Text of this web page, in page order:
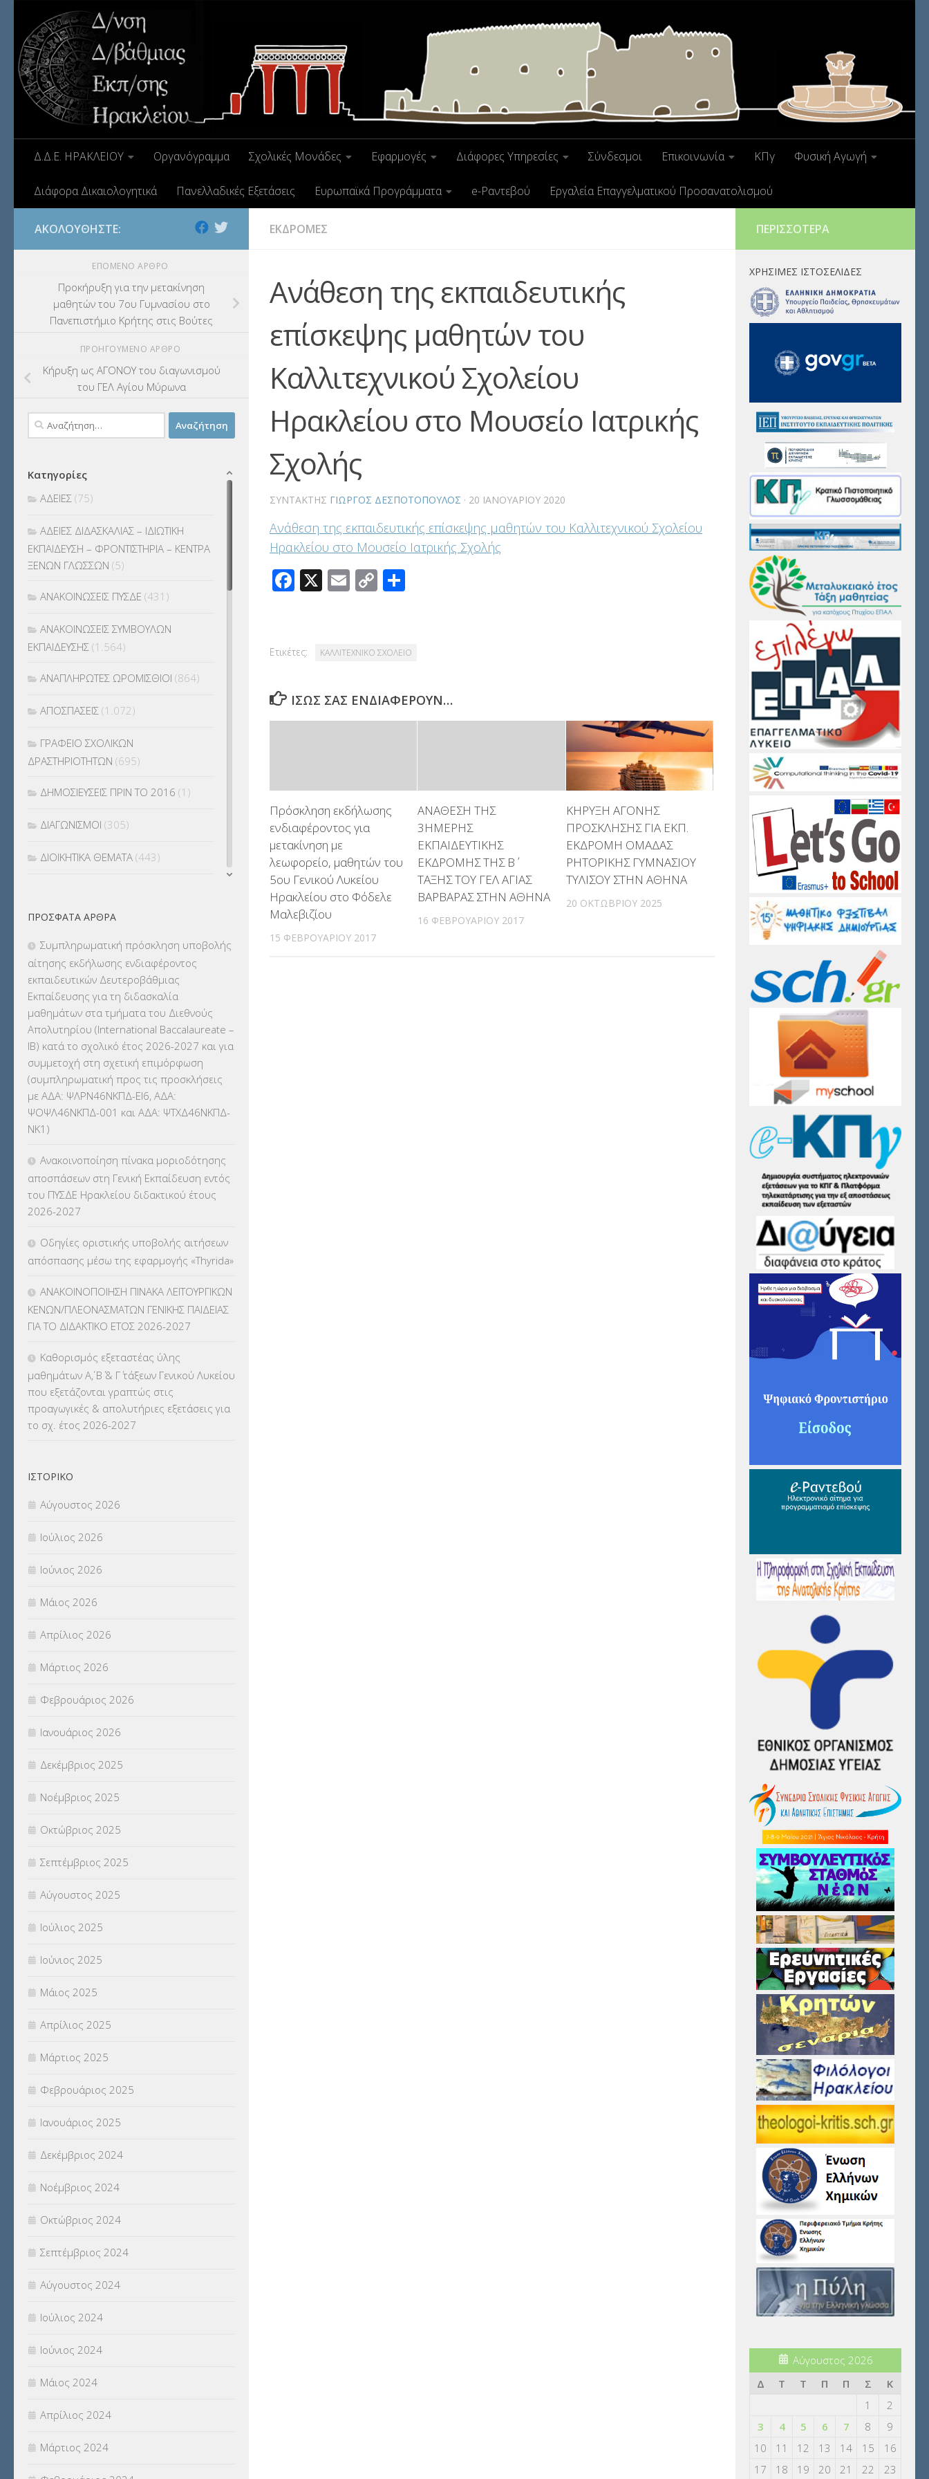
Δ.Δ.Ε. ΗΡΑΚΛΕΙΟΥ Οργανόγραμμα Σχολικές Μονάδες Εφαρμογές Διάφορες Υπηρεσίες Σύνδεσμοι Επικοινωνία ΚΠγ Φυσική Αγωγή
Διάφορα Δικαιολογητικά Πανελλαδικές Εξετάσεις Ευρωπαϊκά Προγράμματα e-Ραντεβού Εργαλεία Επαγγελματικού Προσανατολισμού
ΕΚΔΡΟΜΕΣ
Ανάθεση της εκπαιδευτικής
επίσκεψης μαθητών του
Καλλιτεχνικού Σχολείου
Ηρακλείου στο Μουσείο Ιατρικής
Σχολής
ΣΥΝΤΆΚΤΗΣ ΓΙΏΡΓΟΣ ΔΕΣΠΟΤΌΠΟΥΛΟΣ · 20 ΙΑΝΟΥΑΡΊΟΥ 2020
Ανάθεση της εκπαιδευτικής επίσκεψης μαθητών του Καλλιτεχνικού Σχολείου
Ηρακλείου στο Μουσείο Ιατρικής Σχολής
Facebook
X Email
Copy
Ετικέτες: ΚΑΛΛΙΤΕΧΝΙΚΟ ΣΧΟΛΕΙΟ
ΊΣΩΣ ΣΑΣ ΕΝΔΙΑΦΈΡΟΥΝ…
Πρόσκληση εκδήλωσης
ενδιαφέροντος για
μετακίνηση με
λεωφορείο, μαθητών του
5ου Γενικού Λυκείου
Ηρακλείου στο Φόδελε
Μαλεβιζίου
15 ΦΕΒΡΟΥΑΡΊΟΥ 2017
ΑΝΑΘΕΣΗ ΤΗΣ
3ΗΜΕΡΗΣ
ΕΚΠΑΙΔΕΥΤΙΚΗΣ
ΕΚΔΡΟΜΗΣ ΤΗΣ Β΄
ΤΑΞΗΣ ΤΟΥ ΓΕΛ ΑΓΙΑΣ
ΒΑΡΒΑΡΑΣ ΣΤΗΝ ΑΘΗΝΑ
16 ΦΕΒΡΟΥΑΡΊΟΥ 2017
ΚΗΡΥΞΗ ΑΓΟΝΗΣ
ΠΡΟΣΚΛΗΣΗΣ ΓΙΑ ΕΚΠ.
ΕΚΔΡΟΜΗ ΟΜΑΔΑΣ
ΡΗΤΟΡΙΚΗΣ ΓΥΜΝΑΣΙΟΥ
ΤΥΛΙΣΟΥ ΣΤΗΝ ΑΘΗΝΑ
20 ΟΚΤΩΒΡΊΟΥ 2025
ΑΚΟΛΟΥΘΉΣΤΕ:
ΕΠΌΜΕΝΟ ΆΡΘΡΟ
Προκήρυξη για την μετακίνηση
μαθητών του 7ου Γυμνασίου στο
Πανεπιστήμιο Κρήτης στις Βούτες
ΠΡΟΗΓΟΎΜΕΝΟ ΆΡΘΡΟ
Κήρυξη ως ΑΓΟΝΟΥ του διαγωνισμού
του ΓΕΛ Αγίου Μύρωνα
Αναζήτηση
για:
Κατηγορίες
ΑΔΕΙΕΣ (75)
ΑΔΕΙΕΣ ΔΙΔΑΣΚΑΛΙΑΣ – ΙΔΙΩΤΙΚΗ
ΕΚΠΑΙΔΕΥΣΗ – ΦΡΟΝΤΙΣΤΗΡΙΑ – ΚΕΝΤΡΑ
ΞΕΝΩΝ ΓΛΩΣΣΩΝ (5)
ΑΝΑΚΟΙΝΩΣΕΙΣ ΠΥΣΔΕ (431)
ΑΝΑΚΟΙΝΩΣΕΙΣ ΣΥΜΒΟΥΛΩΝ
ΕΚΠΑΙΔΕΥΣΗΣ (1.564)
ΑΝΑΠΛΗΡΩΤΕΣ ΩΡΟΜΙΣΘΙΟΙ (864)
ΑΠΟΣΠΑΣΕΙΣ (1.072)
ΓΡΑΦΕΙΟ ΣΧΟΛΙΚΩΝ
ΔΡΑΣΤΗΡΙΟΤΗΤΩΝ (695)
ΔΗΜΟΣΙΕΥΣΕΙΣ ΠΡΙΝ ΤΟ 2016 (1)
ΔΙΑΓΩΝΙΣΜΟΙ (305)
ΔΙΟΙΚΗΤΙΚΑ ΘΕΜΑΤΑ (443)
ΕΚΔΡΟΜΕΣ(7.354)
ΕΚΠΑΙΔΕΥΤΙΚΑ ΘΕΜΑΤΑ (2.824)
ΕΠΑΛ(366)
ΕΠΙΜΟΡΦΩΣΗ Τ.Π.Ε.(10)
ΕΥΡΩΠΑΪΚΑ ΠΡΟΓΡΑΜΜΑΤΑ(230)
ΚΕΣΥ(60)
ΚΕΣΥΠ(109)
ΓΛΩΣΣΟΜΑΘΕΙΑΣ(135)
ΚΠπ- ΚΡΑΤΙΚΟ ΠΙΣΤΟΠΟΙΗΤΙΚΟ
ΠΛΗΡΟΦΟΡΙΚΗΣ
ΛΟΙΠΑ(309)
ΜΕΤΑΘΕΣΕΙΣ-ΤΟΠΟΘΕΤΗΣΕΙΣ
ΒΕΛΤΙΩΣΕΙΣ(319)
ΜΕΤΑΤΑΞΕΙΣ(87)
ΜΕΤΑΦΟΡΑ ΜΑΘΗΤΩΝ(3)
ΝΟΜΟΘΕΣΙΑ(66)
(18)
ΣΥΝΤΑΞΕΙΣ(12)
ΣΧΟΛΙΚΟΙ ΣΥΜΒΟΥΛΟΙ
ΥΠΕΡΑΡΙΘΜΟΙ(1)
ΥΠΟΤΡΟΦΙΕΣ(28)
ΦΥΣΙΚΗ ΑΓΩΓΗ(692)
Χωρίς κατηγορία
ΠΡΌΣΦΑΤΑ ΆΡΘΡΑ
Συμπληρωματική πρόσκληση υποβολής
αίτησης εκδήλωσης ενδιαφέροντος
εκπαιδευτικών Δευτεροβάθμιας
Εκπαίδευσης για τη διδασκαλία
μαθημάτων στα τμήματα του Διεθνούς
Απολυτηρίου (International Baccalaureate –
IB) κατά το σχολικό έτος 2026-2027 και για
συμμετοχή στη σχετική επιμόρφωση
(συμπληρωματική προς τις προσκλήσεις
με ΑΔΑ: ΨΛΡΝ46ΝΚΠΔ-ΕΙ6, ΑΔΑ:
ΨΟΨΛ46ΝΚΠΔ-001 και ΑΔΑ: ΨΤΧΔ46ΝΚΠΔ-
ΝΚ1)
Ανακοινοποίηση πίνακα μοριοδότησης
αποσπάσεων στη Γενική Εκπαίδευση εντός
του ΠΥΣΔΕ Ηρακλείου διδακτικού έτους
2026-2027
Οδηγίες οριστικής υποβολής αιτήσεων
απόσπασης μέσω της εφαρμογής «Thyrida»
ΑΝΑΚΟΙΝΟΠΟΙΗΣΗ ΠΙΝΑΚΑ ΛΕΙΤΟΥΡΓΙΚΩΝ
ΚΕΝΩΝ/ΠΛΕΟΝΑΣΜΑΤΩΝ ΓΕΝΙΚΗΣ ΠΑΙΔΕΙΑΣ
ΓΙΑ ΤΟ ΔΙΔΑΚΤΙΚΟ ΕΤΟΣ 2026-2027
Καθορισμός εξεταστέας ύλης
μαθημάτων Α΄, Β΄ & Γ΄ τάξεων Γενικού Λυκείου
που εξετάζονται γραπτώς στις
προαγωγικές & απολυτήριες εξετάσεις για
το σχ. έτος 2026-2027
ΙΣΤΟΡΙΚΌ
Αύγουστος 2026
Ιούλιος 2026
Ιούνιος 2026
Μάιος 2026
Απρίλιος 2026
Μάρτιος 2026
Φεβρουάριος 2026
Ιανουάριος 2026
Δεκέμβριος 2025
Νοέμβριος 2025
Οκτώβριος 2025
Σεπτέμβριος 2025
Αύγουστος 2025
Ιούλιος 2025
Ιούνιος 2025
Μάιος 2025
Απρίλιος 2025
Μάρτιος 2025
Φεβρουάριος 2025
Ιανουάριος 2025
Δεκέμβριος 2024
Νοέμβριος 2024
Οκτώβριος 2024
Σεπτέμβριος 2024
Αύγουστος 2024
Ιούλιος 2024
Ιούνιος 2024
Μάιος 2024
Απρίλιος 2024
Μάρτιος 2024
ΠΕΡΙΣΣΌΤΕΡΑ
ΧΡΉΣΙΜΕΣ ΙΣΤΟΣΕΛΊΔΕΣ
Αύγουστος 2026
Δ
Τ Τ Π Π Σ
Κ
1
2
3
4 5 6 7 8
9
10
11 12 13 14 15
16
17
18 19 20 21 22 23